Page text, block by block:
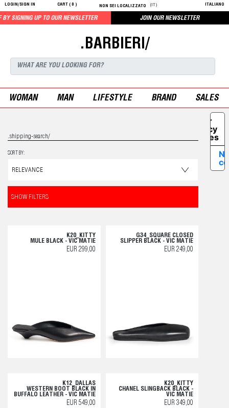
LOGIN/SIGN IN CART ( 0 ) NON SEI LOCALIZZATO (IT) ITALIANO
SIGNING UP TO OUR NEWSLETTER JOIN OUR NEWSLETTER
.BARBIERI/
WOMAN MAN LIFESTYLE BRAND SALES
.shipping-search/
SORT BY:
SHOW FILTERS
K20_KITTY
MULE BLACK - VIC MATIE
EUR 299,00
G34_SQUARE CLOSED
SLIPPER BLACK - VIC MATIE
EUR 249,00
K12_DALLAS
WESTERN BOOT BLACK IN
BUFFALO LEATHER - VIC MATIE
EUR 549,00
K20_KITTY
CHANEL SLINGBACK BLACK -
VIC MATIE
EUR 349,00
Your
Privacy
Choices